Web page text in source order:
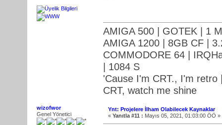
AMIGA 500 | GOTEK | 1
AMIGA 1200 | 8GB CF |
COMMODORE 64 |
| 1084 S
'Cause I'm CRT., I'm retro
CRT, watch me shine
wizofwor
Genel Yönetici
Ynt: Projelere İlham Olabilecek Kaynaklar
« Yanıtla #11 : Mayıs 05, 2021, 01:03:00 ÖÖ »